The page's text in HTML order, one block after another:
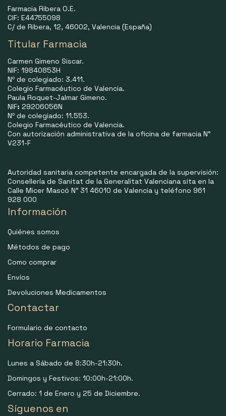
Farmacia Ribera O.E.
CIF: E44755098
C/ de Ribera, 12, 46002, Valencia (España)
Titular Farmacia
Carmen Gimeno Siscar.
NIF: 19840853H
Nº de colegiado: 3.411.
Colegio Farmacéutico de Valencia.
Paula Roquet-Jalmar Gimeno.
NIF: 29206056N
Nº de colegiado: 11.553.
Colegio Farmacéutico de Valencia.
Con autorización administrativa de la oficina de farmacia N°
V231-F
Autoridad sanitaria competente encargada de la supervisión:
Consellería de Sanitat de la Generalitat Valenciana sita en la
Calle Micer Mascó N° 31 46010 de Valencia y teléfono 961
928 000
Información
Quiénes somos
Métodos de pago
Como comprar
Envíos
Devoluciones Medicamentos
Contactar
Formulario de contacto
Horario Farmacia
Lunes a Sábado de 8:30h-21:30h.
Domingos y Festivos: 10:00h-21:00h.
Cerrado: 1 de Enero y 25 de Diciembre.
Síguenos en